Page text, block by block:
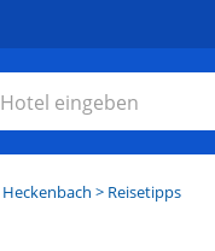
Heckenbach > Reisetipps